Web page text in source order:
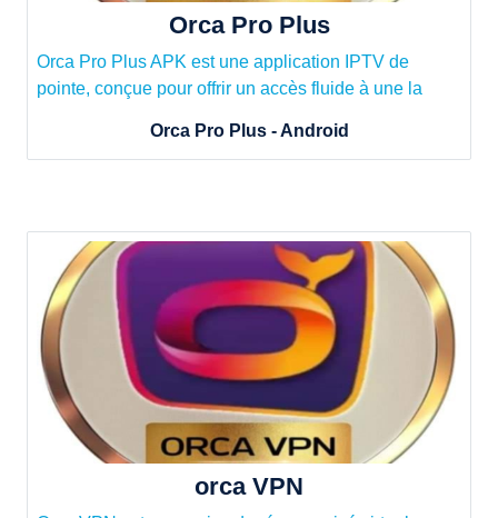
Orca Pro Plus
Orca Pro Plus APK est une application IPTV de
pointe, conçue pour offrir un accès fluide à une la
Orca Pro Plus - Android
orca VPN